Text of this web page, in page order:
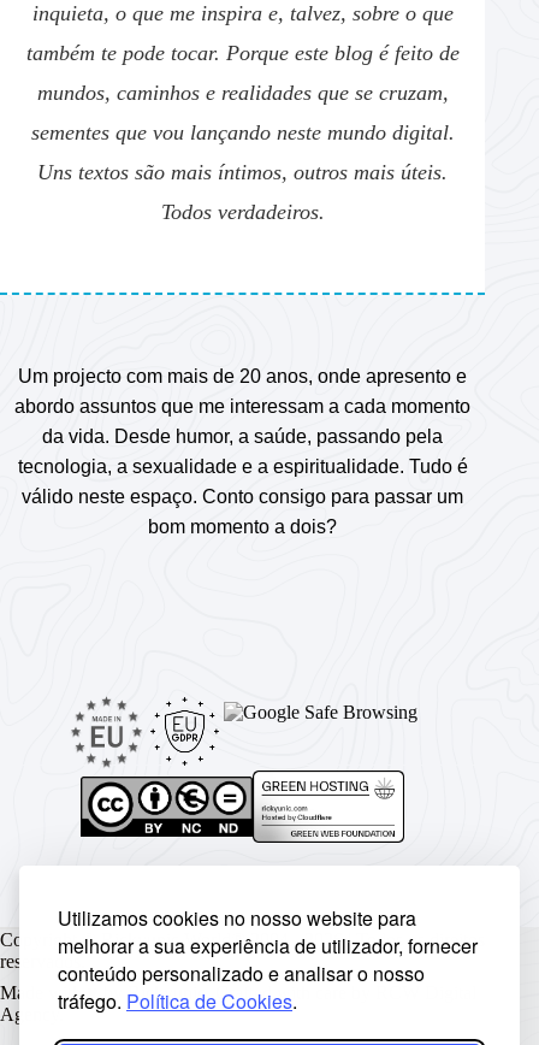
Utilizamos cookies no nosso website para
melhorar a sua experiência de utilizador, fornecer
conteúdo personalizado e analisar o nosso
tráfego. Política de Cookies.
inquieta, o que me inspira e, talvez, sobre o que
também te pode tocar. Porque este blog é feito de
mundos, caminhos e realidades que se cruzam,
sementes que vou lançando neste mundo digital.
Uns textos são mais íntimos, outros mais úteis.
Todos verdadeiros.
Um projecto com mais de 20 anos, onde apresento e
abordo assuntos que me interessam a cada momento
da vida. Desde humor, a saúde, passando pela
tecnologia, a sexualidade e a espiritualidade. Tudo é
válido neste espaço. Conto consigo para passar um
bom momento a dois?
Copyright © Rickyunic World® 2004 - 2026 | Todos os direitos
reservados.
Made with ♥ by Rickyunic . Crafted with care by
Agency .